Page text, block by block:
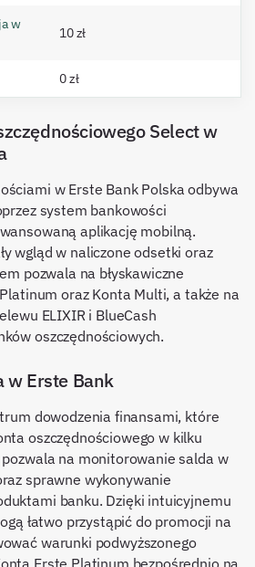
w
10 zł
0 zł
Select w
w Erste Bank Polska odbywa
system bankowości
aplikację mobilną.
wgląd w naliczone odsetki oraz
pozwala na błyskawiczne
oraz Konta Multi, a także na
ELIXIR i BlueCash
oszczędnościowych.
w Erste Bank
dowodzenia finansami, które
oszczędnościowego w kilku
na monitorowanie salda w
sprawne wykonywanie
banku. Dzięki intuicyjnemu
łatwo przystąpić do promocji na
warunki podwyższonego
Erste Platinum bezpośrednio na